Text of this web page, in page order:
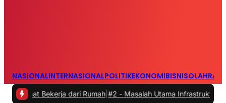
NASIONALINTERNASIONALPOLITIKEKONOMIBISNIS
Bekerja dari Rumah| #2 -Masalah Utama Infrastruktur